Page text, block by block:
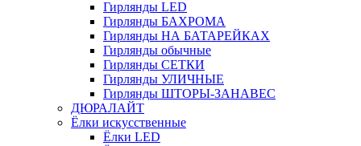
Гирлянды LED
Гирлянды БАХРОМА
Гирлянды НА БАТАРЕЙКАХ
Гирлянды обычные
Гирлянды СЕТКИ
Гирлянды УЛИЧНЫЕ
Гирлянды ШТОРЫ-ЗАНАВЕС
ДЮРАЛАЙТ
Ёлки искусственные
Ёлки LED